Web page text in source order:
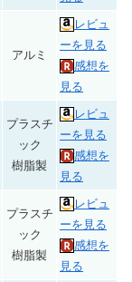
アルミ
レビュ
ーを見る
感想を
見る
プラスチ
ック
樹脂製
レビュ
ーを見る
感想を
見る
プラスチ
ック
樹脂製
レビュ
ーを見る
感想を
見る